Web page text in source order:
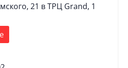
21 в ТРЦ Grand, 1